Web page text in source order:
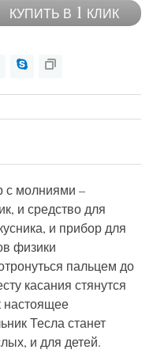
КУПИТЬ В 1 КЛИК
с молниями –
и средство для
и прибор для
физики
пальцем до
касания стянутся
настоящее
Тесла станет
и для детей.